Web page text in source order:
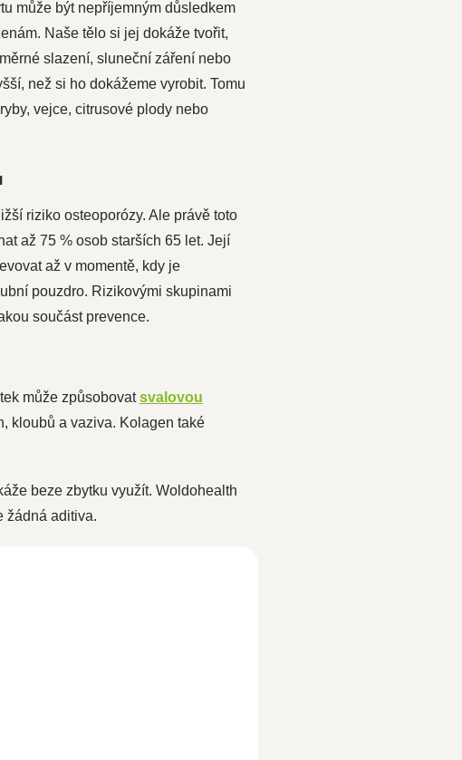
může být nepříjemným důsledkem
Naše tělo si jej dokáže tvořit,
slazení, sluneční záření nebo
než si ho dokážeme vyrobit. Tomu
vejce, citrusové plody nebo
riziko osteoporózy. Ale právě toto
až 75 % osob starších 65 let. Její
až v momentě, kdy je
pouzdro. Rizikovými skupinami
součást prevence.
může způsobovatsvalovou
kloubů a vaziva. Kolagen také
beze zbytku využít. Woldohealth
žádná aditiva.